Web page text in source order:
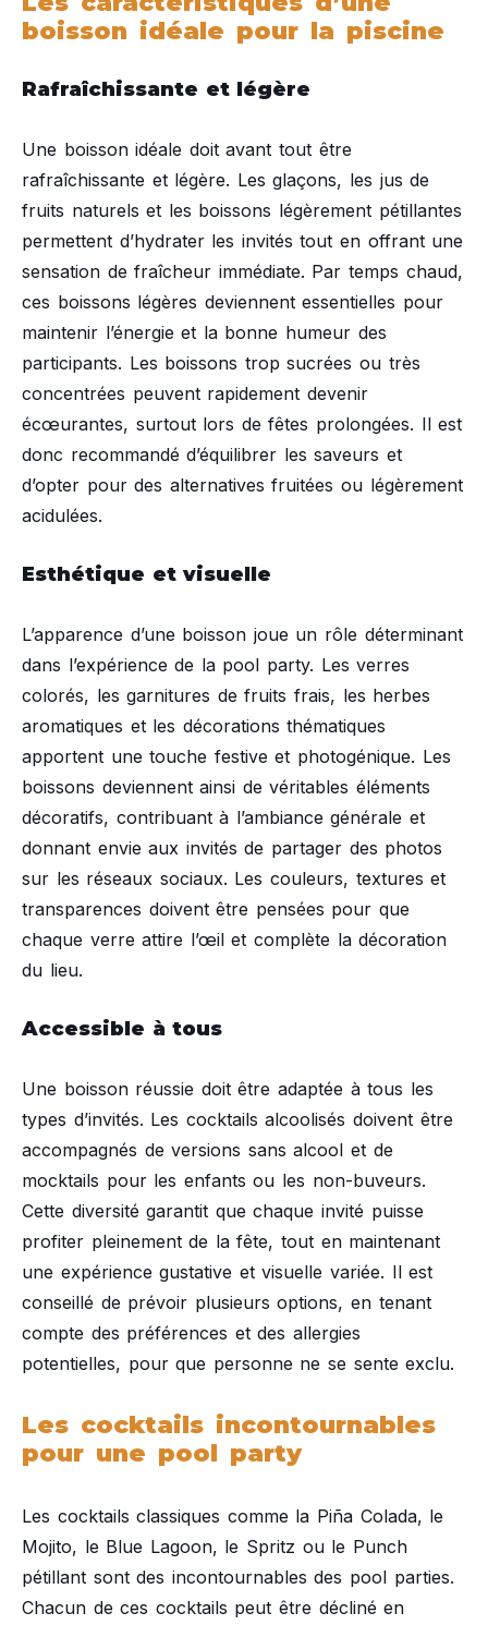
boisson idéale pour la piscine
Rafraîchissante et légère
Une boisson idéale doit avant tout être
rafraîchissante et légère. Les glaçons, les jus de
fruits naturels et les boissons légèrement pétillantes
permettent d’hydrater les invités tout en offrant une
sensation de fraîcheur immédiate. Par temps chaud,
ces boissons légères deviennent essentielles pour
maintenir l’énergie et la bonne humeur des
participants. Les boissons trop sucrées ou très
concentrées peuvent rapidement devenir
écœurantes, surtout lors de fêtes prolongées. Il est
donc recommandé d’équilibrer les saveurs et
d’opter pour des alternatives fruitées ou légèrement
acidulées.
Esthétique et visuelle
L’apparence d’une boisson joue un rôle déterminant
dans l’expérience de la pool party. Les verres
colorés, les garnitures de fruits frais, les herbes
aromatiques et les décorations thématiques
apportent une touche festive et photogénique. Les
boissons deviennent ainsi de véritables éléments
décoratifs, contribuant à l’ambiance générale et
donnant envie aux invités de partager des photos
sur les réseaux sociaux. Les couleurs, textures et
transparences doivent être pensées pour que
chaque verre attire l’œil et complète la décoration
du lieu.
Accessible à tous
Une boisson réussie doit être adaptée à tous les
types d’invités. Les cocktails alcoolisés doivent être
accompagnés de versions sans alcool et de
mocktails pour les enfants ou les non-buveurs.
Cette diversité garantit que chaque invité puisse
profiter pleinement de la fête, tout en maintenant
une expérience gustative et visuelle variée. Il est
conseillé de prévoir plusieurs options, en tenant
compte des préférences et des allergies
potentielles, pour que personne ne se sente exclu.
Les cocktails incontournables
pour une pool party
Les cocktails classiques comme la Piña Colada, le
Mojito, le Blue Lagoon, le Spritz ou le Punch
pétillant sont des incontournables des pool parties.
Chacun de ces cocktails peut être décliné en